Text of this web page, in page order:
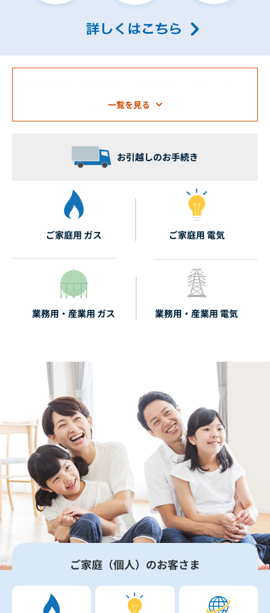
一覧を見る
お引越しのお手続き
ご家庭用 ガス ご家庭用 電気
業務用・産業用 ガス 業務用・産業用 電気
ご家庭（個人）のお客さま